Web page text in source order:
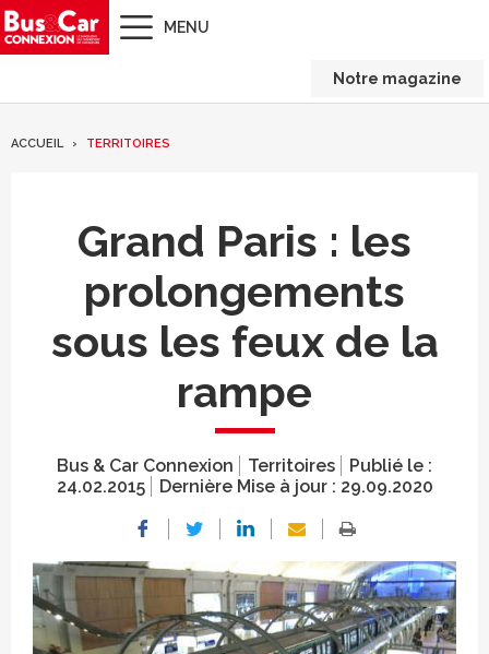
MENU
Notre magazine
ACCUEIL TERRITOIRES
Grand Paris : les
prolongements
sous les feux de la
rampe
Bus & Car Connexion Territoires
Publié le :
24.02.2015
Dernière Mise à jour : 29.09.2020